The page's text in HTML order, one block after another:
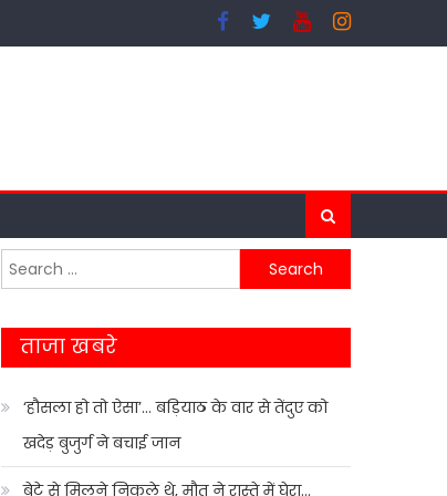
Search
for:
ताजा खबरे
‘हौसला हो तो ऐसा’… बड़ियाठ के वार से तेंदुए को
खदेड़ बुजुर्ग ने बचाई जान
बेटे से मिलने निकले थे, मौत ने रास्ते में घेरा…